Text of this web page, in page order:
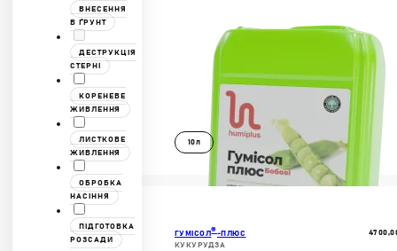
ВНЕСЕННЯ
В ҐРУНТ
ДЕСТРУКЦІЯ
СТЕРНІ
КОРЕНЕВЕ
ЖИВЛЕННЯ
ЛИСТКОВЕ
ЖИВЛЕННЯ
ОБРОБКА
НАСІННЯ
ПІДГОТОВКА
РОЗСАДИ
10л
ГУМІСОЛ®-ПЛЮС
КУКУРУДЗА